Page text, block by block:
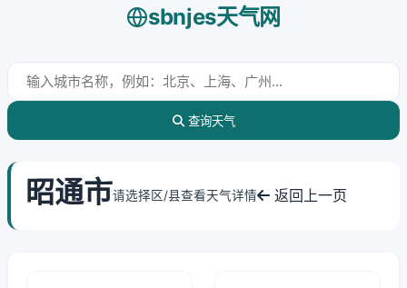
sbnjes天气网
查询天气
昭通市请选择区/县查看天气详情 返回上一页